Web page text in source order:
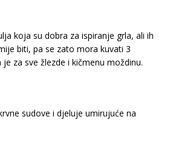
koja su dobra za ispiranje grla, ali ih
biti, pa se zato mora kuvati 3
za sve žlezde i kičmenu moždinu.
sudove i djeluje umirujuće na